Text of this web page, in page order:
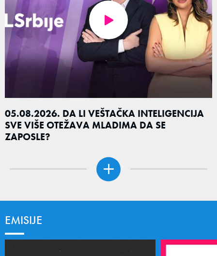
05.08.2026. DA LI VEŠTAČKA INTELIGENCIJA
SVE VIŠE OTEŽAVA MLADIMA DA SE
ZAPOSLE?
EMISIJE